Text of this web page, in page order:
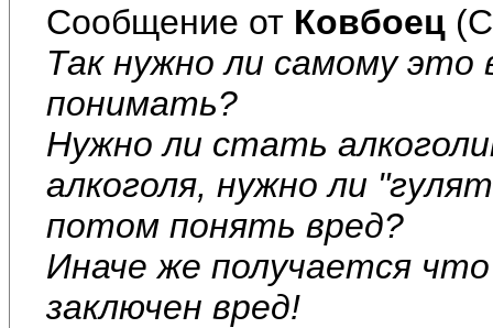
Сообщение от Ковбоец
Так нужно ли самому
понимать?
Нужно ли стать
алкоголя, нужно ли
потом понять вред?
Иначе же получается
заключен вред!